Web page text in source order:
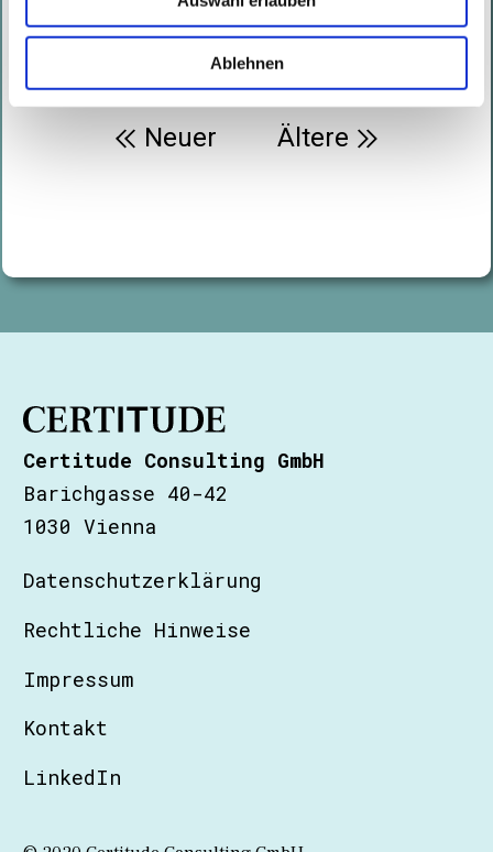
Ablehnen
Beitragsnavigation Ältere
Neuer
Certitude Consulting GmbH
Barichgasse 40-42
1030 Vienna
Datenschutzerklärung
Rechtliche Hinweise
Impressum
Kontakt
LinkedIn